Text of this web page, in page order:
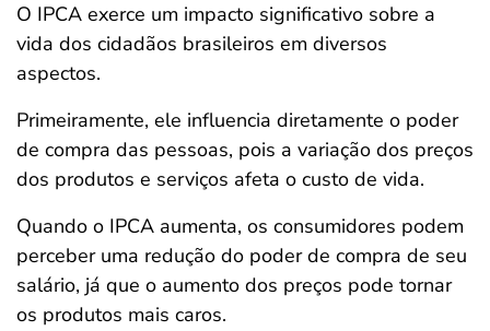
O IPCA exerce um impacto significativo sobre a
vida dos cidadãos brasileiros em diversos
aspectos.
Primeiramente, ele influencia diretamente o poder
de compra das pessoas, pois a variação dos preços
dos produtos e serviços afeta o custo de vida.
Quando o IPCA aumenta, os consumidores podem
perceber uma redução do poder de compra de seu
salário, já que o aumento dos preços pode tornar
os produtos mais caros.